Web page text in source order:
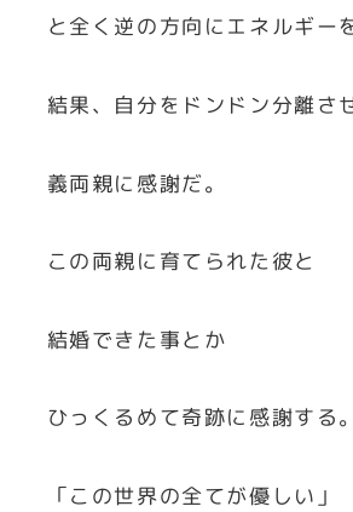
と全く逆の方向にエネルギー
結果、自分をドンドン分離さ
義両親に感謝だ。
この両親に育てられた彼と
結婚できた事とか
ひっくるめて奇跡に感謝する。
「この世界の全てが優しい」